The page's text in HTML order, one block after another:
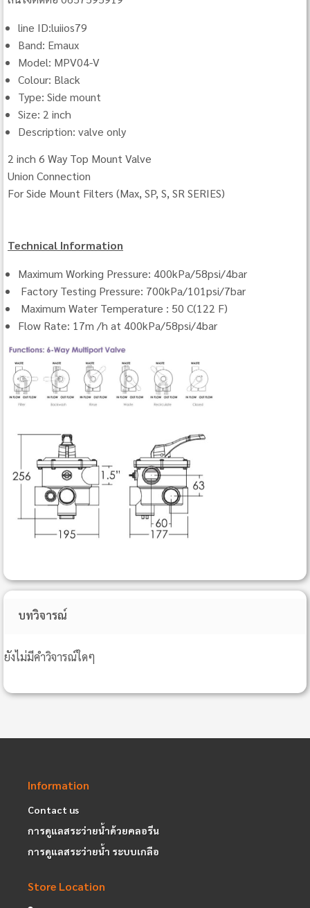
line ID:luiios79
Band: Emaux
Model: MPV04-V
Colour: Black
Type: Side mount
Size: 2 inch
Description: valve only
2 inch 6 Way Top Mount Valve
Union Connection
For Side Mount Filters (Max, SP, S, SR SERIES)
Technical Information
Maximum Working Pressure: 400kPa/58psi/4bar
Factory Testing Pressure: 700kPa/101psi/7bar
Maximum Water Temperature : 50 C(122 F)
Flow Rate: 17m /h at 400kPa/58psi/4bar
บทวิจารณ์
ยังไม่มีคำวิจารณ์ใดๆ
Information
Contact us
การดูแลสระว่ายน้ำด้วยคลอรีน
การดูแลสระว่ายน้ำ ระบบเกลือ
Store Location